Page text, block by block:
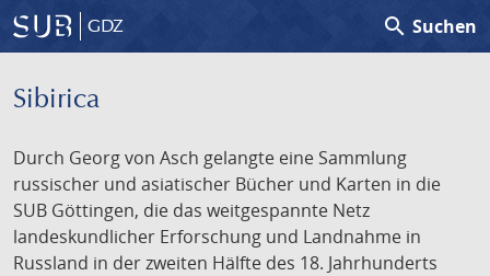
GDZ search Suchen
Sibirica
Durch Georg von Asch gelangte eine Sammlung
russischer und asiatischer Bücher und Karten in die
SUB Göttingen, die das weitgespannte Netz
landeskundlicher Erforschung und Landnahme in
Russland in der zweiten Hälfte des 18. Jahrhunderts